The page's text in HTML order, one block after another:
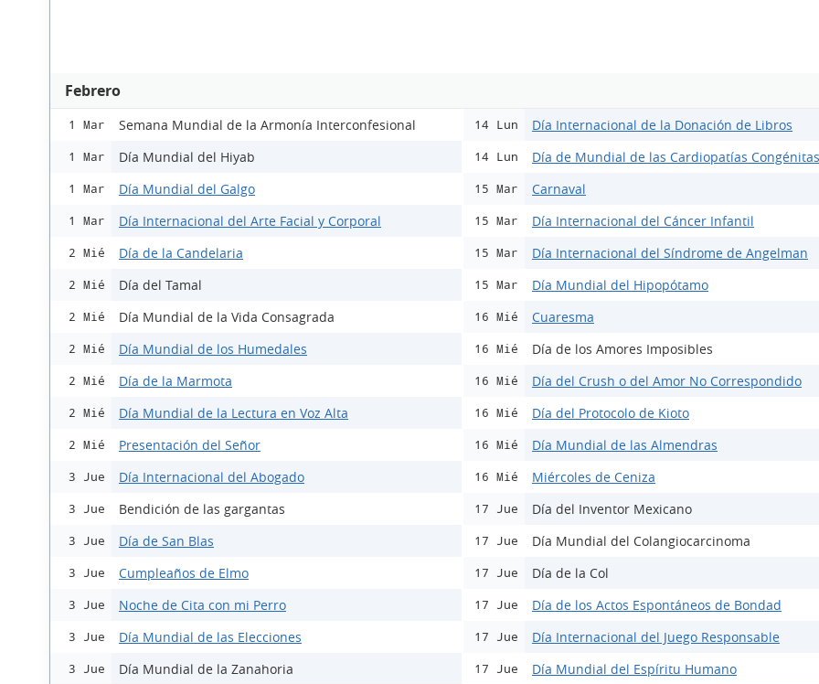
Febrero
1 Mar Semana Mundial de la Armonía Interconfesional
1 Mar Día Mundial del Hiyab
1 Mar Día Mundial del Galgo
1 Mar Día Internacional del Arte Facial y Corporal
2 Mié Día de la Candelaria
2 Mié Día del Tamal
2 Mié Día Mundial de la Vida Consagrada
2 Mié Día Mundial de los Humedales
2 Mié Día de la Marmota
2 Mié Día Mundial de la Lectura en Voz Alta
2 Mié Presentación del Señor
3 Jue Día Internacional del Abogado
3 Jue Bendición de las gargantas
3 Jue Día de San Blas
3 Jue Cumpleaños de Elmo
3 Jue Noche de Cita con mi Perro
3 Jue Día Mundial de las Elecciones
3 Jue Día Mundial de la Zanahoria
14 Lun Día Internacional de la Donación de Libros
14 Lun Día de Mundial de las Cardiopatías Congénitas
15 Mar Carnaval
15 Mar Día Internacional del Cáncer Infantil
15 Mar Día Internacional del Síndrome de Angelman
15 Mar Día Mundial del Hipopótamo
16 Mié Cuaresma
16 Mié Día de los Amores Imposibles
16 Mié Día del Crush o del Amor No Correspondido
16 Mié Día del Protocolo de Kioto
16 Mié Día Mundial de las Almendras
16 Mié Miércoles de Ceniza
17 Jue Día del Inventor Mexicano
17 Jue Día Mundial del Colangiocarcinoma
17 Jue Día de la Col
17 Jue Día de los Actos Espontáneos de Bondad
17 Jue Día Internacional del Juego Responsable
17 Jue Día Mundial del Espíritu Humano